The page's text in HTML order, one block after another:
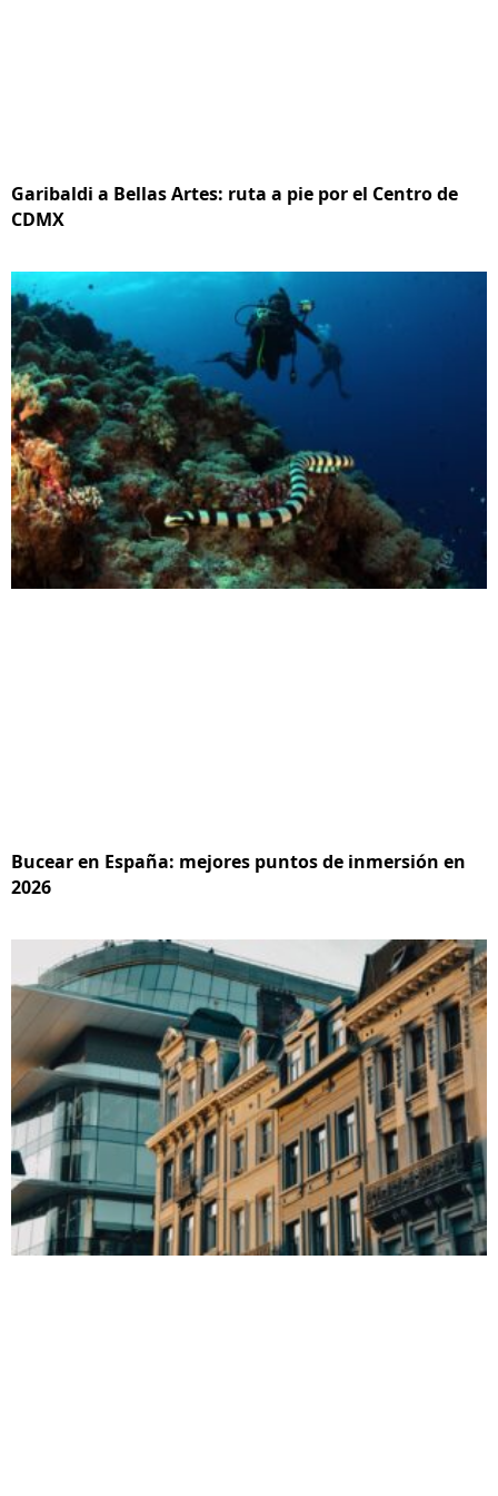
Garibaldi a Bellas Artes: ruta a pie por el Centro de
CDMX
Bucear en España: mejores puntos de inmersión en
2026